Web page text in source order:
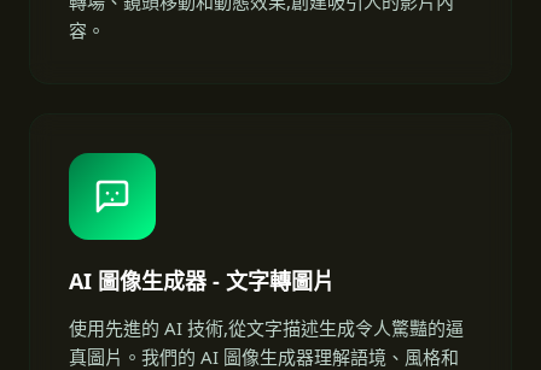
容。
AI 圖像生成器 - 文字轉圖片
使用先進的 AI 技術,從文字描述生成令人驚豔的逼
真圖片。我們的 AI 圖像生成器理解語境、風格和